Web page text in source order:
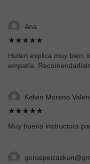
Ana
★★★★★
Huilen explica muy bien,
empatía.
Kelvin Moreno
★★★★★
Muy buena instructora